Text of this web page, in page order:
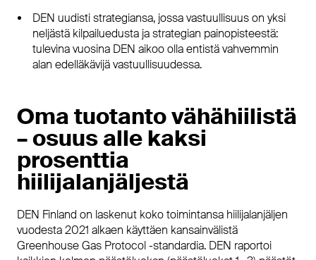
DEN uudisti strategiansa, jossa vastuullisuus on yksi
neljästä kilpailuedusta ja strategian painopisteestä:
tulevina vuosina DEN aikoo olla entistä vahvemmin
alan edelläkävijä vastuullisuudessa.
Oma tuotanto vähähiilistä
– osuus alle kaksi
prosenttia
hiilijalanjäljestä
DEN Finland on laskenut koko toimintansa hiilijalanjäljen
vuodesta 2021 alkaen käyttäen kansainvälistä
Greenhouse Gas Protocol -standardia. DEN raportoi